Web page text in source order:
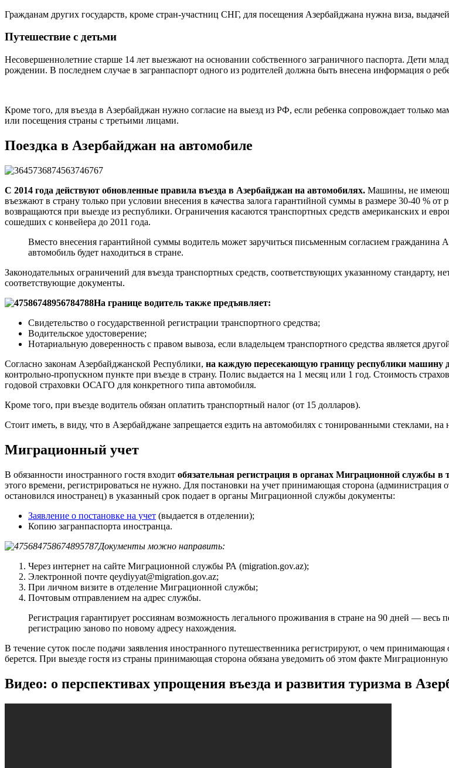
Гражданам других государств, кроме стран-участниц СНГ, для посещения Азербайджана нужна виза,
Путешествие с детьми
Несовершеннолетние старше 14 лет выезжают на основании собственного заграничного паспорта. Дети
рождении. В последнем случае в загранпаспорт одного из родителей должна быть внесена информация о
Кроме того, для въезда в Азербайджан нужно согласие на выезд из РФ, если ребенка сопровождает только
или посещения страны с третьими лицами.
Поездка в Азербайджан на автомобиле
С 2014 года действуют обновленные правила въезда в Азербайджан на автомобилях. Машины, не
въезжают в страну только при условии внесения в качества залога гарантийной суммы в размере 30-40 %
возвращаются при выезде из республики. Ограничения касаются транспортных средств американских и
сошедших с конвейера до 2011 года.
Вместо внесения гарантийной суммы водитель может заручиться письменным согласием гражданина
автомобиль будет находиться в стране.
Законодательных ограничений для въезда транспортных средств, соответствующих указанному стандарту,
соответствующие документы.
На границе водитель также предъявляет:
Свидетельство о государственной регистрации транспортного средства;
Водительское удостоверение;
Нотариальную доверенность с правом вывоза, если владельцем транспортного средства является
Согласно законам Азербайджанской Республики, на каждую пересекающую границу республики
контрольно-пропускном пункте при въезде в страну. Полис выдается на 1 месяц или 1 год. Стоимость
годовой страховки ОСАГО для конкретного типа автомобиля.
Кроме того, при въезде водитель обязан оплатить транспортный налог (от 15 долларов).
Стоит иметь, в виду, что в Азербайджане запрещается ездить на автомобилях с тонированными стеклами,
Миграционный учет
В обязанности иностранного гостя входит обязательная регистрация в органах Миграционной службы в
этого времени, регистрироваться не нужно. Для постановки на учет принимающая сторона (администрация
остановился иностранец) в указанный срок подает в органы Миграционной службы документы:
Заявление о постановке на учет (выдается в отделении);
Копию загранпаспорта иностранца.
Документы можно направить:
Через интернет на сайте Миграционной службы РА (migration.gov.az);
Электронной почте qeydiyyat@migration.gov.az;
При личном визите в отделение Миграционной службы;
Почтовым отправлением на адрес службы.
Регистрация гарантирует россиянам возможность легального проживания в стране на 90 дней —
регистрацию заново по новому адресу нахождения.
В течение суток после подачи заявления иностранного путешественника регистрируют, о чем
берется. При выезде гостя из страны принимающая сторона обязана уведомить об этом факте
Видео: о перспективах упрощения въезда и развития туризма в